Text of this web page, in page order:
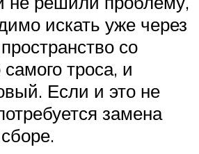
искать уже через
со
троса, и
Если и это не
замена